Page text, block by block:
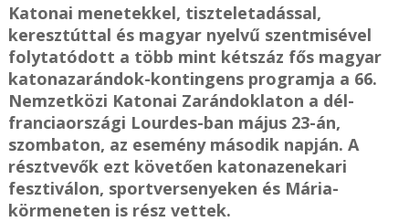
Katonai menetekkel, tiszteletadással,
keresztúttal és magyar nyelvű szentmisével
folytatódott a több mint kétszáz fős magyar
katonazarándok-kontingens programja a 66.
Nemzetközi Katonai Zarándoklaton a dél-
franciaországi Lourdes-ban május 23-án,
szombaton, az esemény második napján. A
résztvevők ezt követően katonazenekari
fesztiválon, sportversenyeken és Mária-
körmeneten is rész vettek.